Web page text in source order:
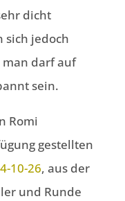
dicht
sich jedoch
darf auf
sein.
Romi
gestellten
10-26, aus der
und Runde